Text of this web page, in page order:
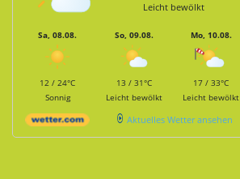
Leicht bewölkt
Sa, 08.08.
12 / 24°C
Sonnig
So, 09.08.
13 / 31°C
Leicht bewölkt
Mo, 10.08.
17 / 33°C
Leicht bewölkt
Aktuelles Wetter ansehen